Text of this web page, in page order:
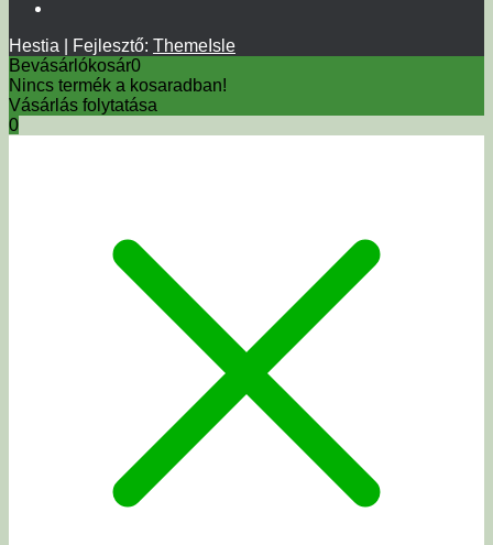
Hestia | Fejlesztő: ThemeIsle
Bevásárlókosár0
Nincs termék a kosaradban!
Vásárlás folytatása
0